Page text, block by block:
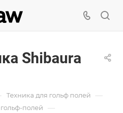
Shibaura
Техника для гольф полей —
полей —